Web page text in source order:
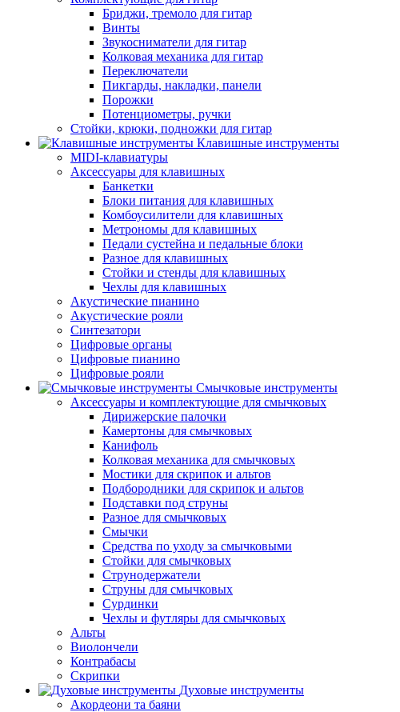
Бриджи, тремоло для гитар
Винты
Звукосниматели для гитар
Колковая механика для гитар
Переключатели
Пикгарды, накладки, панели
Порожки
Потенциометры, ручки
Стойки, крюки, подножки для гитар
Клавишные инструменты
MIDI-клавиатуры
Аксессуары для клавишных
Банкетки
Блоки питания для клавишных
Комбоусилители для клавишных
Метрономы для клавишных
Педали сустейна и педальные блоки
Разное для клавишных
Стойки и стенды для клавишных
Чехлы для клавишных
Акустические пианино
Акустические рояли
Синтезатори
Цифровые органы
Цифровые пианино
Цифровые рояли
Смычковые инструменты
Аксессуары и комплектующие для смычковых
Дирижерские палочки
Камертоны для смычковых
Канифоль
Колковая механика для смычковых
Мостики для скрипок и альтов
Подбородники для скрипок и альтов
Подставки под струны
Разное для смычковых
Смычки
Средства по уходу за смычковыми
Стойки для смычковых
Струнодержатели
Струны для смычковых
Сурдинки
Чехлы и футляры для смычковых
Альты
Виолончели
Контрабасы
Скрипки
Духовые инструменты
Акордеони та баяни